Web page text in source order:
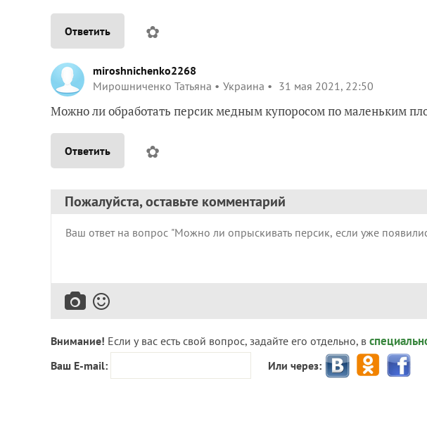
Ответить ✿
miroshnichenko2268
Мирошниченко Татьяна
Украина 31 мая 2021, 22:50
Можно ли обработать персик медным купоросом по маленьким
Ответить ✿
Пожалуйста, оставьте комментарий
Внимание! Если у вас есть свой вопрос, задайте его отдельно, в
Ваш E-mail: Или через: